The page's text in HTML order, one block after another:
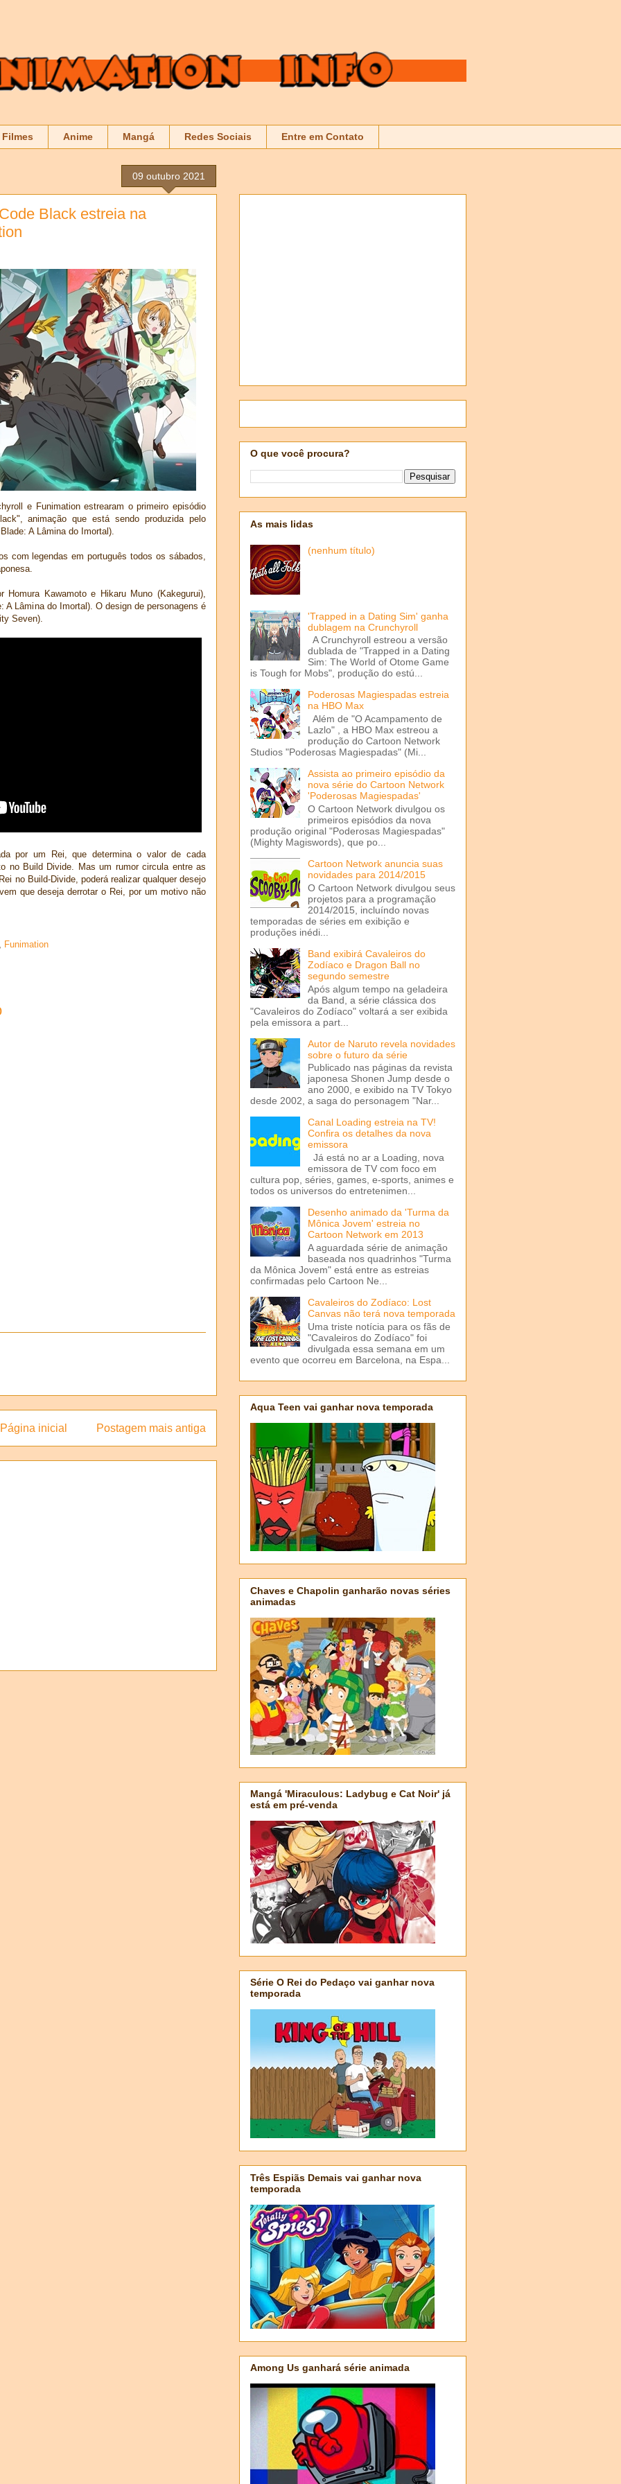
Filmes Anime Mangá Redes Sociais Entre em Contato
09 outubro 2021
Black estreia na
e Funimation estrearam o primeiro episódio
animação que está sendo produzida pelo
A Lâmina do Imortal).
com legendas em português todos os sábados,
Kawamoto e Hikaru Muno (Kakegurui),
A Lâmina do Imortal). O design de personagens é
Seven).
por um Rei, que determina o valor de cada
no Build Divide. Mas um rumor circula entre as
no Build-Divide, poderá realizar qualquer desejo
que deseja derrotar o Rei, por um motivo não
, Funimation
Postagem mais antiga
Página inicial
O que você procura?
As mais lidas
(nenhum título)
'Trapped in a Dating Sim' ganha
dublagem na Crunchyroll
A Crunchyroll estreou a versão
dublada de "Trapped in a Dating
Sim: The World of Otome Game
is Tough for Mobs", produção do estú...
Poderosas Magiespadas estreia
na HBO Max
Além de "O Acampamento de
Lazlo" , a HBO Max estreou a
produção do Cartoon Network
Studios "Poderosas Magiespadas" (Mi...
Assista ao primeiro episódio da
nova série do Cartoon Network
'Poderosas Magiespadas'
O Cartoon Network divulgou os
primeiros episódios da nova
produção original "Poderosas Magiespadas"
(Mighty Magiswords), que po...
Cartoon Network anuncia suas
novidades para 2014/2015
O Cartoon Network divulgou seus
projetos para a programação
2014/2015, incluíndo novas
temporadas de séries em exibição e
produções inédi...
Band exibirá Cavaleiros do
Zodíaco e Dragon Ball no
segundo semestre
Após algum tempo na geladeira
da Band, a série clássica dos
"Cavaleiros do Zodíaco" voltará a ser exibida
pela emissora a part...
Autor de Naruto revela novidades
sobre o futuro da série
Publicado nas páginas da revista
japonesa Shonen Jump desde o
ano 2000, e exibido na TV Tokyo
desde 2002, a saga do personagem "Nar...
Canal Loading estreia na TV!
Confira os detalhes da nova
emissora
Já está no ar a Loading, nova
emissora de TV com foco em
cultura pop, séries, games, e-sports, animes e
todos os universos do entretenimen...
Desenho animado da 'Turma da
Mônica Jovem' estreia no
Cartoon Network em 2013
A aguardada série de animação
baseada nos quadrinhos "Turma
da Mônica Jovem" está entre as estreias
confirmadas pelo Cartoon Ne...
Cavaleiros do Zodíaco: Lost
Canvas não terá nova temporada
Uma triste notícia para os fãs de
"Cavaleiros do Zodíaco" foi
divulgada essa semana em um
evento que ocorreu em Barcelona, na Espa...
Aqua Teen vai ganhar nova temporada
Chaves e Chapolin ganharão novas séries
animadas
Mangá 'Miraculous: Ladybug e Cat Noir' já
está em pré-venda
Série O Rei do Pedaço vai ganhar nova
temporada
Três Espiãs Demais vai ganhar nova
temporada
Among Us ganhará série animada